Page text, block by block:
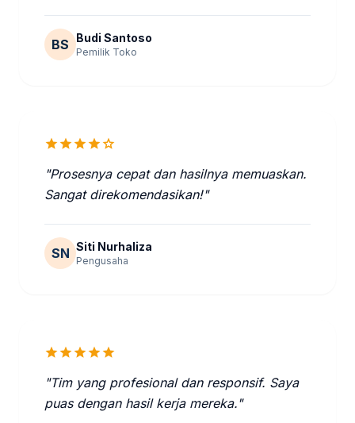
BS Budi Santoso
Pemilik Toko
starstarstarstarstar
"Prosesnya cepat dan hasilnya memuaskan.
Sangat direkomendasikan!"
SN Siti Nurhaliza
Pengusaha
starstarstarstarstar
"Tim yang profesional dan responsif. Saya
puas dengan hasil kerja mereka."